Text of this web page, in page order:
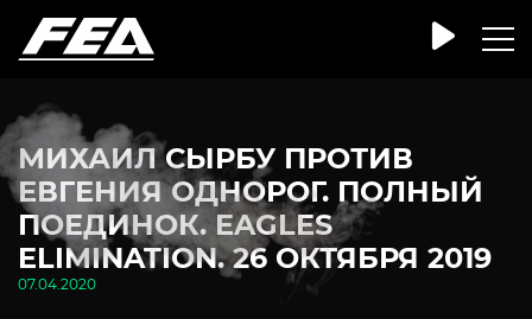
МИХАИЛ СЫРБУ ПРОТИВ
ЕВГЕНИЯ ОДНОРОГ. ПОЛНЫЙ
ПОЕДИНОК. EAGLES
ELIMINATION. 26 ОКТЯБРЯ 2019
07.04.2020